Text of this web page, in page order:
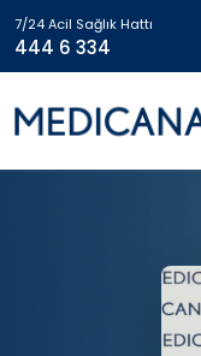
7/24 Acil Sağlık Hattı
444 6 334